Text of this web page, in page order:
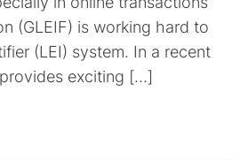
(GLEIF) is working hard to
(LEI) system. In a recent
exciting […]